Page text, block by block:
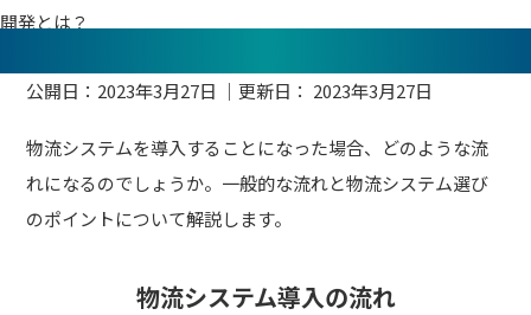
開発とは？
公開日： 2023年3月27日 ｜更新日： 2023年3月27日
物流システムを導入することになった場合、どのような流
れになるのでしょうか。一般的な流れと物流システム選び
のポイントについて解説します。
物流システム導入の流れ